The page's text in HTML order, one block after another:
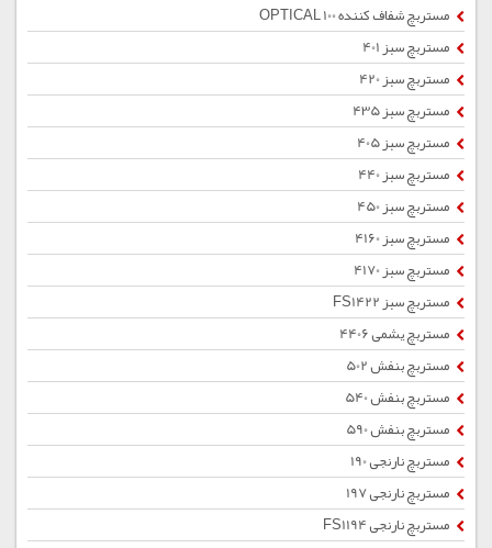
مستربچ شفاف کننده OPTICAL 100
مستربچ سبز 401
مستربچ سبز 420
مستربچ سبز 435
مستربچ سبز 405
مستربچ سبز 440
مستربچ سبز 450
مستربچ سبز 4160
مستربچ سبز 4170
مستربچ سبز FS1422
مستربچ یشمی 4406
مستربچ بنفش 502
مستربچ بنفش 540
مستربچ بنفش 590
مستربچ نارنجی 190
مستربچ نارنجی 197
مستربچ نارنجی FS1194